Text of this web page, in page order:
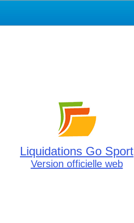
Liquidations Go Sport
Version officielle web